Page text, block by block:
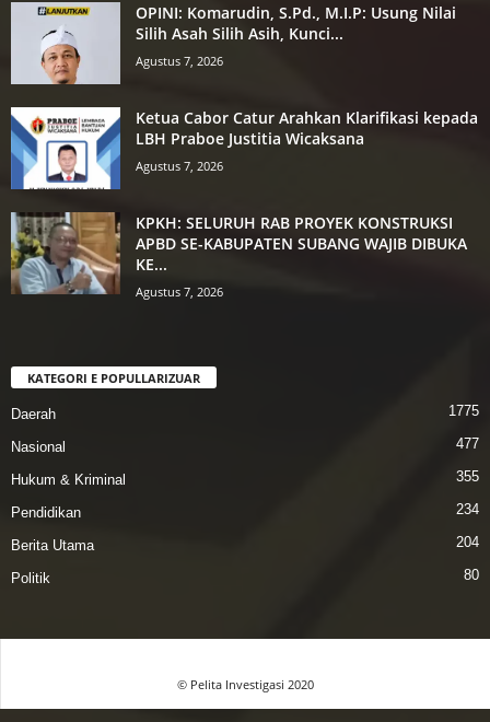
OPINI: Komarudin, S.Pd., M.I.P: Usung Nilai
Silih Asah Silih Asih, Kunci...
Agustus 7, 2026
Ketua Cabor Catur Arahkan Klarifikasi kepada
LBH Praboe Justitia Wicaksana
Agustus 7, 2026
KPKH: SELURUH RAB PROYEK KONSTRUKSI
APBD SE-KABUPATEN SUBANG WAJIB DIBUKA
KE...
Agustus 7, 2026
KATEGORI E POPULLARIZUAR
Daerah 1775
Nasional 477
Hukum & Kriminal 355
Pendidikan 234
Berita Utama 204
Politik 80
© Pelita Investigasi 2020